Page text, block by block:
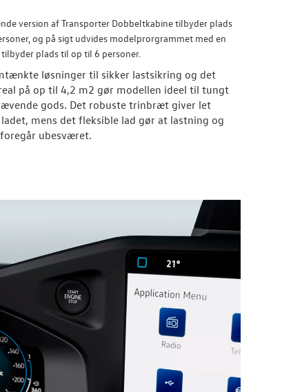
version af Transporter Dobbeltkabine tilbyder plads
og på sigt udvides modelprorgrammet med en
plads til op til 6 personer.
løsninger til sikker lastsikring og det
på op til 4,2 m2 gør modellen ideel til tungt
gods. Det robuste trinbræt giver let
mens det fleksible lad gør at lastning og
ubesværet.